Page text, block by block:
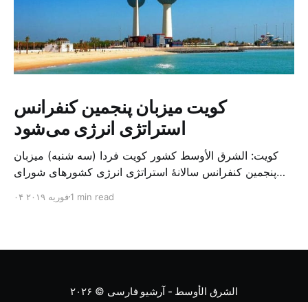
کویت میزبان پنجمین کنفرانس
استراتژی انرژی می‌شود
کویت: الشرق الأوسط کشور کویت فردا (سه شنبه) میزبان
پنجمین کنفرانس سالانهٔ استراتژی انرژی کشورهای شورای
متخصص از شرکت‌های جهانی نفت و گاز در این کنفرانس
۰۴ فوریه ۲۰۱۹1 min read
الشرق الأوسط - آرشیو فارسی © ۲۰۲۶